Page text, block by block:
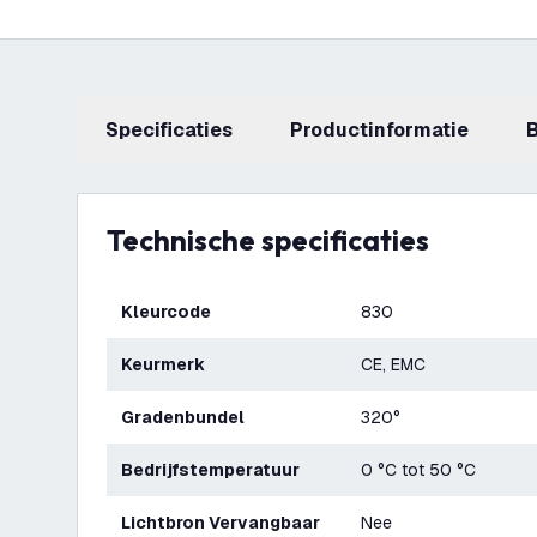
Specificaties productinformatie
Technische specificaties
Kleurcode 830
Keurmerk CE, EMC
Gradenbundel 320°
Bedrijfstemperatuur 0 °C tot 50 °C
Lichtbron Vervangbaar Nee